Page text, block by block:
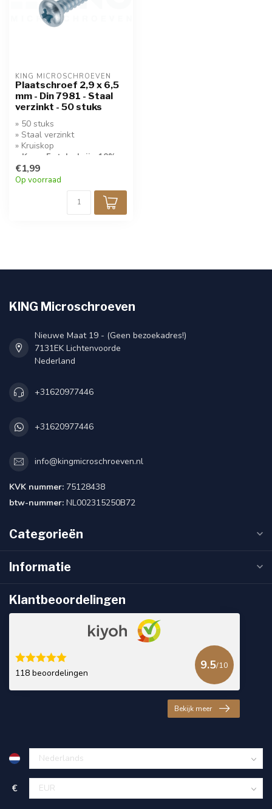
KING MICROSCHROEVEN
Plaatschroef 2,9 x 6,5
mm - Din 7981 - Staal
verzinkt - 50 stuks
» 50 stuks
» Staal verzinkt
» Kruiskop
» Koop 5 stuks krijg 10%
korting!
€1,99
Op voorraad
KING Microschroeven
Nieuwe Maat 19 - (Geen bezoekadres!)
7131EK Lichtenvoorde
Nederland
+31620977446
+31620977446
info@kingmicroschroeven.nl
KVK nummer: 75128438
btw-nummer: NL002315250B72
Categorieën
Informatie
Klantbeoordelingen
118 beoordelingen
9.5/10
Bekijk meer
€